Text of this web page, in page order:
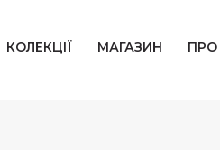
КОЛЕКЦІЇ МАГАЗИН ПРО